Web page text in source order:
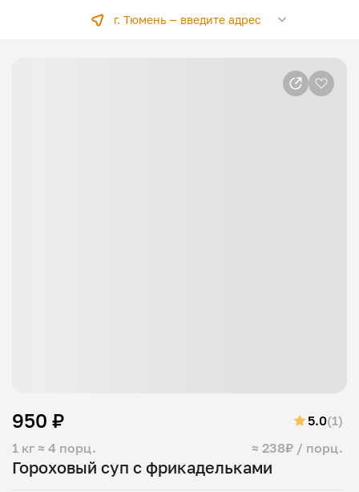
г. Тюмень — введите адрес
Гороховый суп с фрикадельками
1 кг ≈ 4 порц. ≈ 238₽ / порц.
950 ₽ 5.0(1)